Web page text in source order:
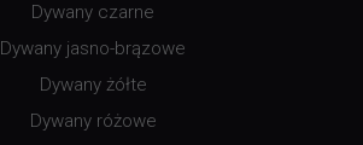
Dywany czarne
Dywany jasno-brązowe
Dywany żółte
Dywany różowe